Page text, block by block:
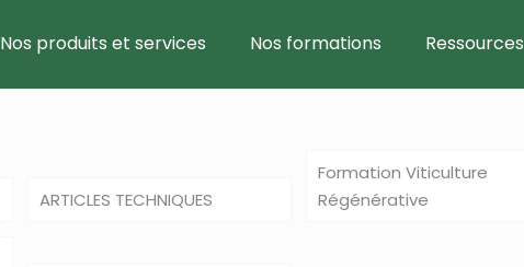
Nos produits et services Nos formations Ressources
ARTICLES TECHNIQUES
Formation Viticulture
Régénérative